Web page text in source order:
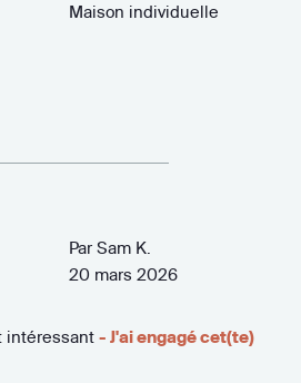
Maison individuelle
Par Sam K.
20 mars 2026
intéressant - J'ai engagé cet(te)